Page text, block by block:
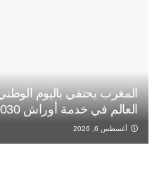
المغرب يحتفي باليوم
العالم في خدمة أوراش 2030”
أغسطس 6, 2026